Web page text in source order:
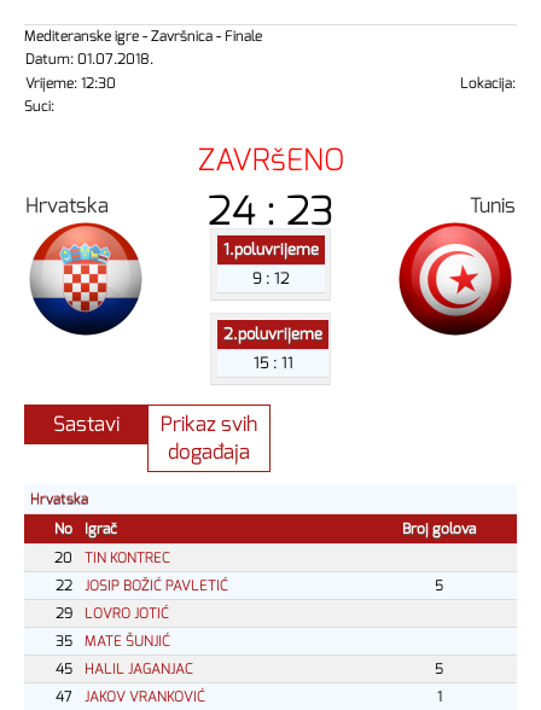
Mediteranske igre - Završnica - Finale
Datum: 01.07.2018.
Vrijeme: 12:30
Lokacija:
Suci:
Hrvatska
ZAVRšENO
24 : 23
1.poluvrijeme
9 : 12
2.poluvrijeme
15 : 11
Tunis
Sastavi
Prikaz svih
događaja
Hrvatska
No
Igrač
Broj golova
20
TIN KONTREC
22
JOSIP BOŽIĆ PAVLETIĆ
5
29
LOVRO JOTIĆ
35
MATE ŠUNJIĆ
45
HALIL JAGANJAC
5
47
JAKOV VRANKOVIĆ
1